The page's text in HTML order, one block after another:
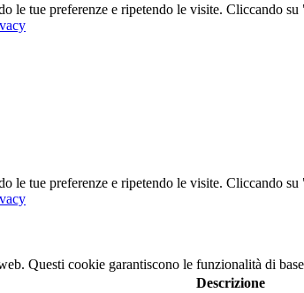
le tue preferenze e ripetendo le visite. Cliccando
le tue preferenze e ripetendo le visite. Cliccando
Questi cookie garantiscono le funzionalità di
Descrizione